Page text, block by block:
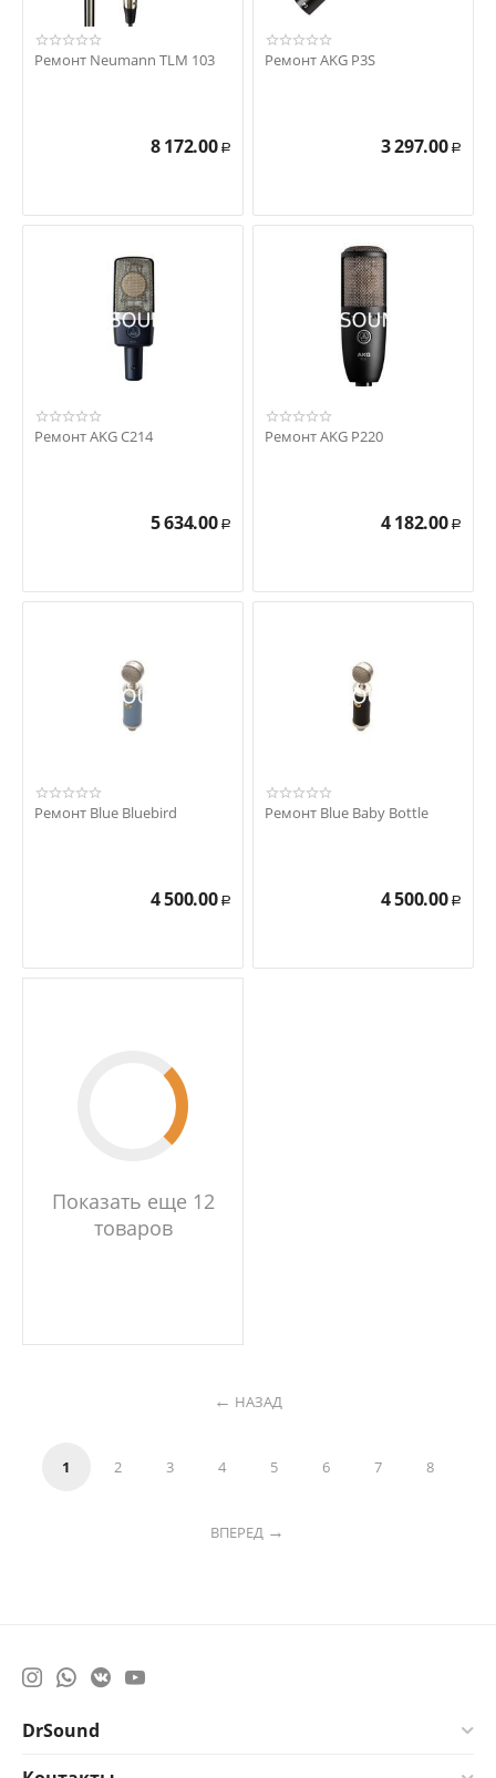
Ремонт Neumann TLM 103
8 172.00 Р
Ремонт AKG P3S
3 297.00 Р
Ремонт AKG C214
5 634.00 Р
Ремонт AKG P220
4 182.00 Р
Ремонт Blue Bluebird
4 500.00 Р
Ремонт Blue Baby Bottle
4 500.00 Р
Показать еще 12
товаров
НАЗАД
1 2 3 4 5 6 7 8
ВПЕРЕД
DrSound